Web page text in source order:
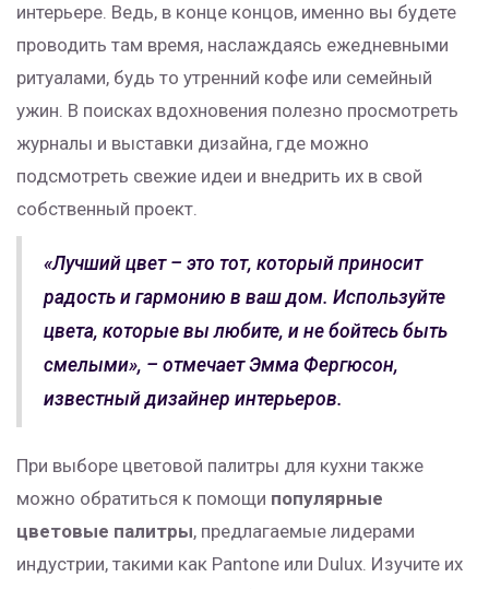
интерьере. Ведь, в конце концов, именно вы будете
проводить там время, наслаждаясь ежедневными
ритуалами, будь то утренний кофе или семейный
ужин. В поисках вдохновения полезно просмотреть
журналы и выставки дизайна, где можно
подсмотреть свежие идеи и внедрить их в свой
собственный проект.
«Лучший цвет – это тот, который приносит
радость и гармонию в ваш дом. Используйте
цвета, которые вы любите, и не бойтесь быть
смелыми», – отмечает Эмма Фергюсон,
известный дизайнер интерьеров.
При выборе цветовой палитры для кухни также
можно обратиться к помощи популярные
цветовые палитры, предлагаемые лидерами
индустрии, такими как Pantone или Dulux. Изучите их